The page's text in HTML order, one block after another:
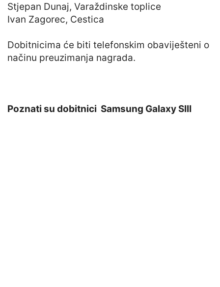
Stjepan Dunaj, Varaždinske toplice
Ivan Zagorec, Cestica
Dobitnicima će biti telefonskim obaviješteni o
načinu preuzimanja nagrada.
Poznati su dobitnici Samsung Galaxy SIII